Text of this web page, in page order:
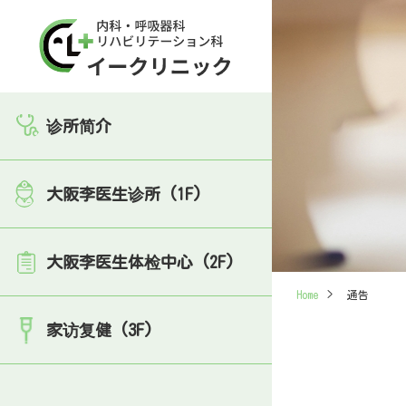
诊所简介
大阪李医生诊所 (1F)
大阪李医生体检中心 (2F)
家访复健 (3F)
Home > 通告